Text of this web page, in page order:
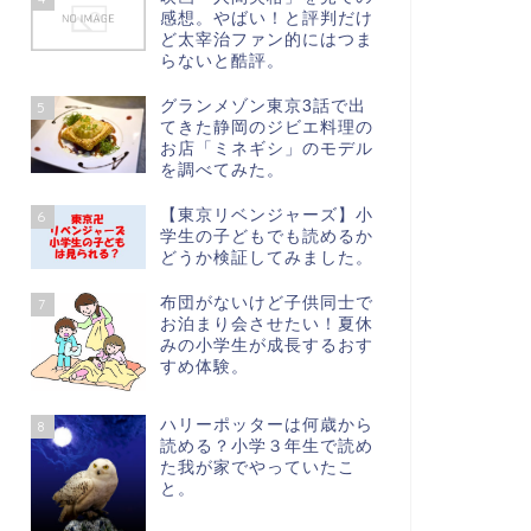
感想。やばい！と評判だけ
ど太宰治ファン的にはつま
らないと酷評。
5
グランメゾン東京3話で出
てきた静岡のジビエ料理の
お店「ミネギシ」のモデル
を調べてみた。
6
【東京リベンジャーズ】小
学生の子どもでも読めるか
どうか検証してみました。
7
布団がないけど子供同士で
お泊まり会させたい！夏休
みの小学生が成長するおす
すめ体験。
8
ハリーポッターは何歳から
読める？小学３年生で読め
た我が家でやっていたこ
と。